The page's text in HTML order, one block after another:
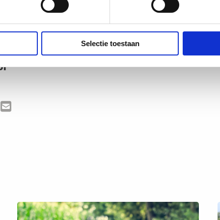
Selectie toestaan
onze website vind je alle informatie die je nodig hebt:
en heel veel handige tips. Ook voor hetfietsen met kinderen.Dus
ervaring!
Facebook
via X (Twitter)
Delen via Mail